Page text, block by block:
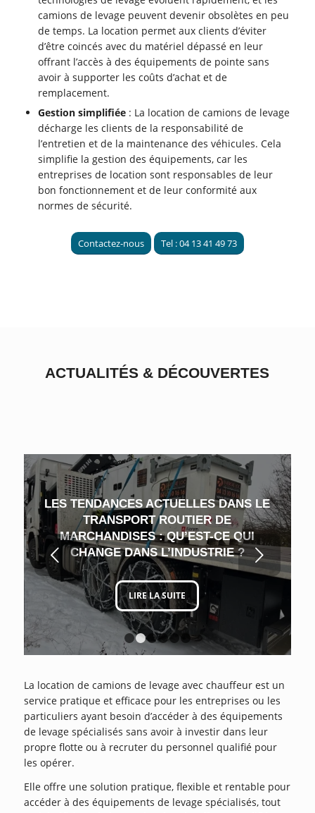
camions de levage peuvent devenir obsolètes en peu
de temps. La location permet aux clients d’éviter
d’être coincés avec du matériel dépassé en leur
offrant l’accès à des équipements de pointe sans
avoir à supporter les coûts d’achat et de
remplacement.
Gestion simplifiée : La location de camions de levage
décharge les clients de la responsabilité de
l’entretien et de la maintenance des véhicules. Cela
simplifie la gestion des équipements, car les
entreprises de location sont responsables de leur
bon fonctionnement et de leur conformité aux
normes de sécurité.
Contactez-nous Tel : 04 13 41 49 73
ACTUALITÉS & DÉCOUVERTES
LES TENDANCES ACTUELLES DANS LE
TRANSPORT ROUTIER DE
MARCHANDISES : QU’EST-CE QUI
CHANGE DANS L’INDUSTRIE ?
LIRE LA SUITE
Suivant
1 2 3 5 6
La location de camions de levage avec chauffeur est un
service pratique et efficace pour les entreprises ou les
particuliers ayant besoin d’accéder à des équipements
de levage spécialisés sans avoir à investir dans leur
propre flotte ou à recruter du personnel qualifié pour
les opérer.
Elle offre une solution pratique, flexible et rentable pour
accéder à des équipements de levage spécialisés, tout